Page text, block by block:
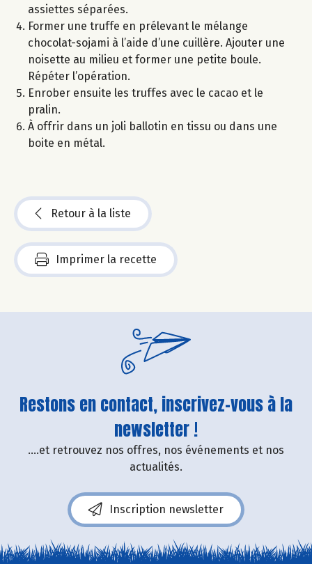
assiettes séparées.
Former une truffe en prélevant le mélange
chocolat-sojami à l’aide d’une cuillère. Ajouter une
noisette au milieu et former une petite boule.
Répéter l’opération.
Enrober ensuite les truffes avec le cacao et le
pralin.
À offrir dans un joli ballotin en tissu ou dans une
boite en métal.
Retour à la liste
Imprimer la recette
Restons en contact, inscrivez-vous à la
newsletter !
....et retrouvez nos offres, nos événements et nos
actualités.
Inscription newsletter